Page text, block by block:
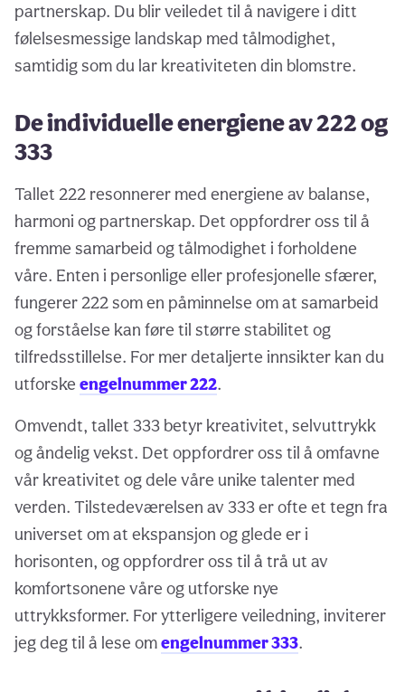
partnerskap. Du blir veiledet til å navigere i ditt
følelsesmessige landskap med tålmodighet,
samtidig som du lar kreativiteten din blomstre.
De individuelle energiene av 222 og
333
Tallet 222 resonnerer med energiene av balanse,
harmoni og partnerskap. Det oppfordrer oss til å
fremme samarbeid og tålmodighet i forholdene
våre. Enten i personlige eller profesjonelle sfærer,
fungerer 222 som en påminnelse om at samarbeid
og forståelse kan føre til større stabilitet og
tilfredsstillelse. For mer detaljerte innsikter kan du
utforske engelnummer 222.
Omvendt, tallet 333 betyr kreativitet, selvuttrykk
og åndelig vekst. Det oppfordrer oss til å omfavne
vår kreativitet og dele våre unike talenter med
verden. Tilstedeværelsen av 333 er ofte et tegn fra
universet om at ekspansjon og glede er i
horisonten, og oppfordrer oss til å trå ut av
komfortsonene våre og utforske nye
uttrykksformer. For ytterligere veiledning, inviterer
jeg deg til å lese omengelnummer 333.